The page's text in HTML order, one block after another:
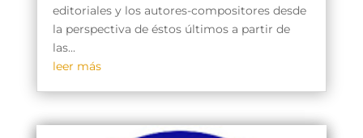
editoriales y los autores-compositores desde
la perspectiva de éstos últimos a partir de
las...
leer más